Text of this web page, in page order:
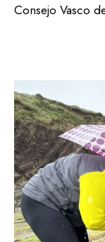
Consejo Vasco